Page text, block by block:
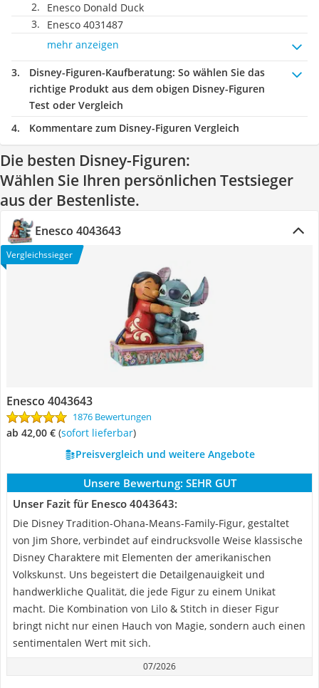
Enesco Donald Duck
Enesco 4031487
mehr anzeigen
Disney-Figuren-Kaufberatung: So wählen Sie das
richtige Produkt aus dem obigen Disney-Figuren
Test oder Vergleich
Kommentare zum Disney-Figuren Vergleich
Die besten Disney-Figuren:
Wählen Sie Ihren persönlichen Testsieger
aus der Bestenliste.
Enesco 4043643
Vergleichssieger
Enesco 4043643
1876 Bewertungen
ab 42,00 € ( Sofort lieferbar)
Preisvergleich und weitere Angebote
Unsere Bewertung: SEHR GUT
Unser Fazit für Enesco 4043643:
Die Disney Tradition-Ohana-Means-Family-Figur, gestaltet
von Jim Shore, verbindet auf eindrucksvolle Weise klassische
Disney Charaktere mit Elementen der amerikanischen
Volkskunst. Uns begeistert die Detailgenauigkeit und
handwerkliche Qualität, die jede Figur zu einem Unikat
macht. Die Kombination von Lilo & Stitch in dieser Figur
bringt nicht nur einen Hauch von Magie, sondern auch einen
sentimentalen Wert mit sich.
07/2026